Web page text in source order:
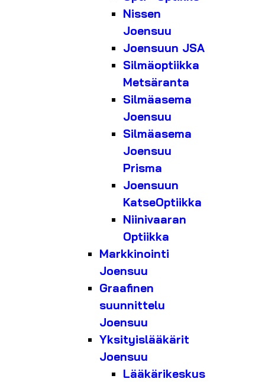
Nissen
Joensuu
Joensuun JSA
Silmäoptiikka
Metsäranta
Silmäasema
Joensuu
Silmäasema
Joensuu
Prisma
Joensuun
KatseOptiikka
Niinivaaran
Optiikka
Markkinointi
Joensuu
Graafinen
suunnittelu
Joensuu
Yksityislääkärit
Joensuu
Lääkärikeskus